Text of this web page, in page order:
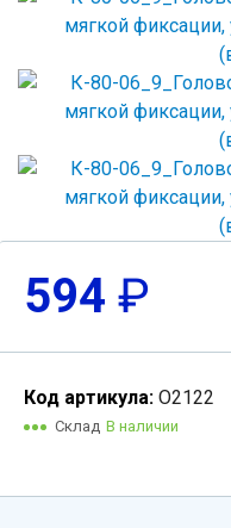
594 ₽
Код артикула: О2122
Склад В наличии